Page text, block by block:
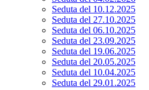
Seduta del 10.12.2025
Seduta del 27.10.2025
Seduta del 06.10.2025
Seduta del 23.09.2025
Seduta del 19.06.2025
Seduta del 20.05.2025
Seduta del 10.04.2025
Seduta del 29.01.2025